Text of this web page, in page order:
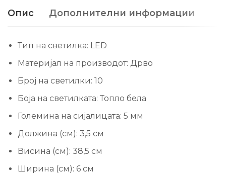
Опис Дополнителни информации
Тип на светилка: LED
Материјал на производот: Дрво
Број на светилки: 10
Боја на светилката: Топло бела
Големина на сијалицата: 5 мм
Должина (см): 3,5 см
Висина (см): 38,5 см
Ширина (см): 6 см